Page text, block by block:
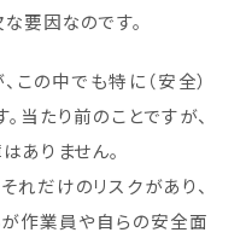
要因なのです。
の中でも特に（安全）
当たり前のことですが、
ありません。
れだけのリスクがあり、
作業員や自らの安全面